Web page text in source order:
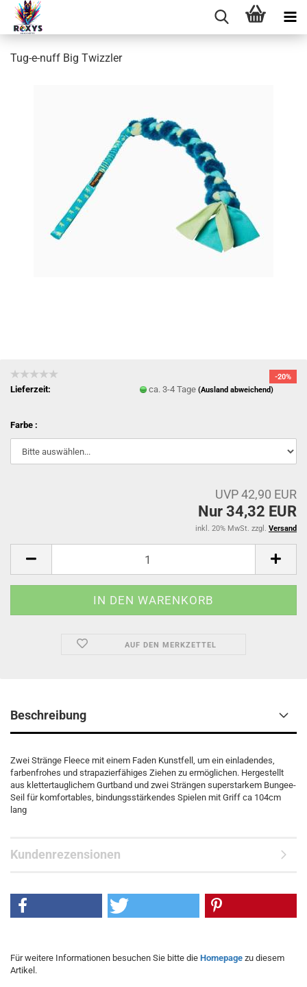
Tug-e-nuff Big Twizzler
-20%
Lieferzeit: ca. 3-4 Tage(Ausland abweichend)
Farbe :
UVP 42,90 EUR
Nur 34,32 EUR
inkl. 20% MwSt. zzgl. Versand
AUF DEN MERKZETTEL
Beschreibung
Zwei Stränge Fleece mit einem Faden Kunstfell, um ein einladendes,
farbenfrohes und strapazierfähiges Ziehen zu ermöglichen. Hergestellt
aus klettertauglichem Gurtband und zwei Strängen superstarkem Bungee-
Seil für komfortables, bindungsstärkendes Spielen mit Griff ca 104cm
lang
Kundenrezensionen
Für weitere Informationen besuchen Sie bitte die Homepage zu diesem
Artikel.